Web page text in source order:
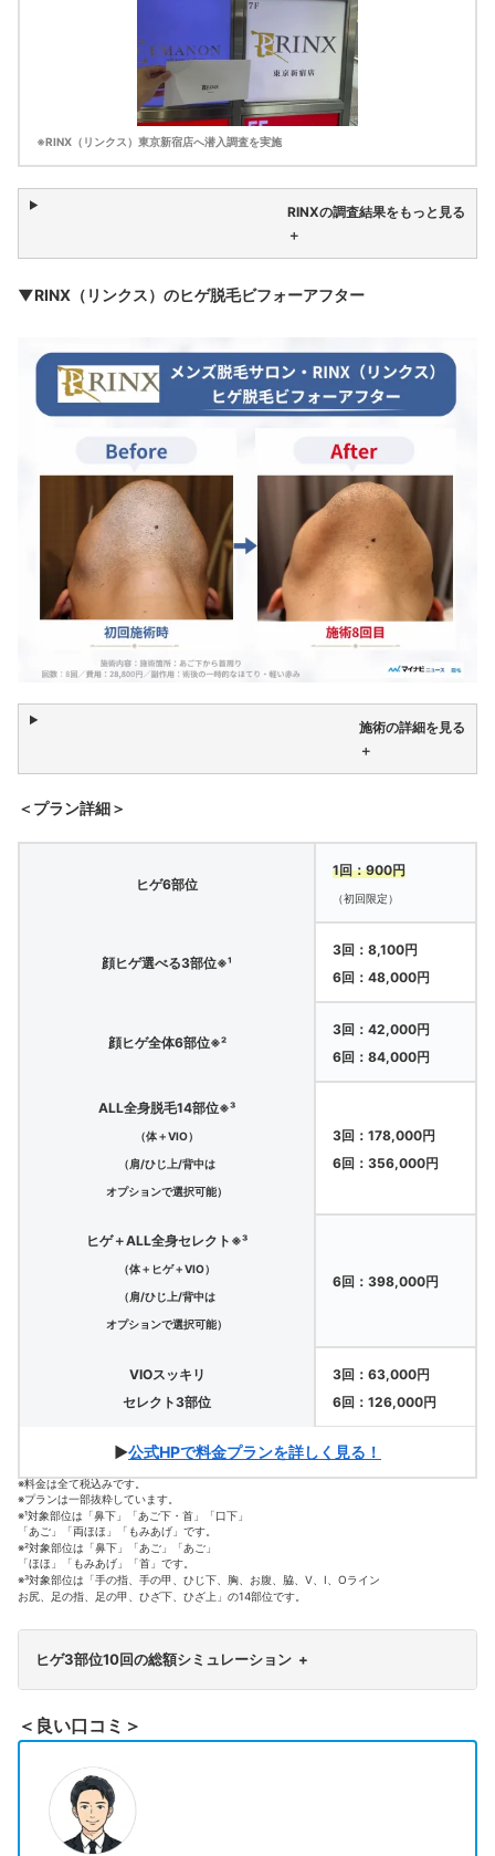
※RINX（リンクス）東京新宿店へ潜入調査を実施
RINXの調査結果をもっと見る
＋
▼RINX（リンクス）のヒゲ脱毛ビフォーアフター
施術の詳細を見る
＋
＜プラン詳細＞
ヒゲ6部位
1回：900円
（初回限定）
顔ヒゲ選べる3部位※¹
3回：8,100円
6回：48,000円
顔ヒゲ全体6部位※²
3回：42,000円
6回：84,000円
ALL全身脱毛14部位※³
（体＋VIO）
（肩/ひじ上/背中は
オプションで選択可能）
3回：178,000円
6回：356,000円
ヒゲ＋ALL全身セレクト※³
（体＋ヒゲ＋VIO）
（肩/ひじ上/背中は
オプションで選択可能）
6回：398,000円
VIOスッキリ
セレクト3部位
3回：63,000円
6回：126,000円
▶公式HPで料金プランを詳しく見る！
※料金は全て税込みです。
※プランは一部抜粋しています。
※¹対象部位は「鼻下」「あご下・首」「口下」
「あご」「両ほほ」「もみあげ」です。
※²対象部位は「鼻下」「あご」「あご」
「ほほ」「もみあげ」「首」です。
※³対象部位は「手の指、手の甲、ひじ下、胸、お腹、脇、V、I、Oライン
お尻、足の指、足の甲、ひざ下、ひざ上」の14部位です。
ヒゲ3部位10回の総額シミュレーション +
＜良い口コミ＞